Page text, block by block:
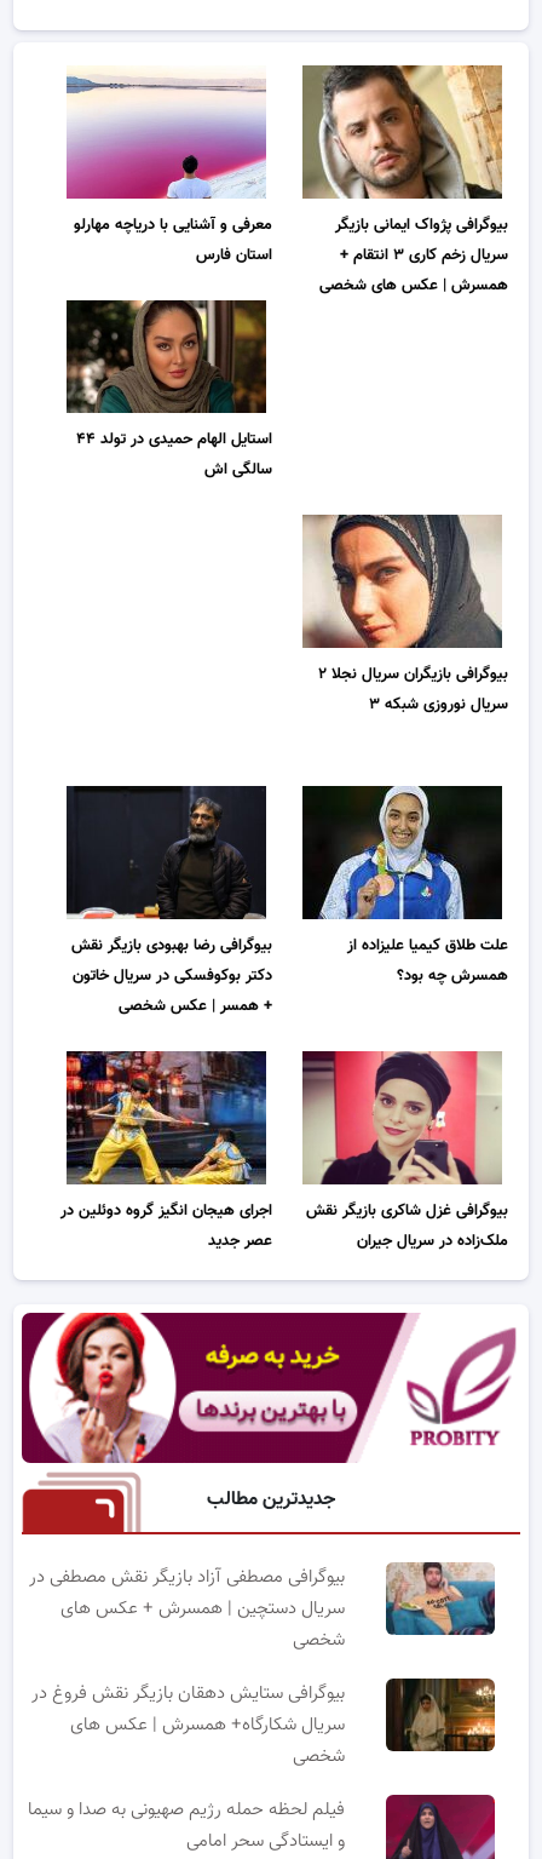
بیوگرافی پژواک ایمانی بازیگر
سریال زخم کاری ۳ انتقام +
همسرش | عکس های شخصی
معرفی و آشنایی با دریاچه مهارلو
استان فارس
استایل الهام حمیدی در تولد ۴۴
سالگی اش
بیوگرافی بازیگران سریال نجلا ۲
سریال نوروزی شبکه ۳
علت طلاق کیمیا علیزاده از
همسرش چه بود؟
بیوگرافی رضا بهبودی بازیگر نقش
دکتر بوکوفسکی در سریال خاتون
+ همسر | عکس شخصی
بیوگرافی غزل شاکری بازیگر نقش
ملک‌زاده در سریال جیران
اجرای هیجان انگیز گروه دوئلین در
عصر جدید
جدیدترین مطالب
بیوگرافی مصطفی آزاد بازیگر نقش مصطفی در
سریال دستچین | همسرش + عکس های
شخصی
بیوگرافی ستایش دهقان بازیگر نقش فروغ در
سریال شکارگاه+ همسرش | عکس های
شخصی
فیلم لحظه حمله رژیم صهیونی به صدا و سیما
و ایستادگی سحر امامی